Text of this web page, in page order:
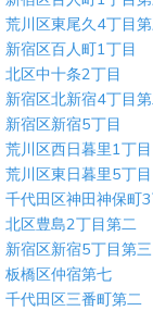
荒川区東尾久4丁目
新宿区百人町1丁目
北区中十条2丁目
新宿区北新宿4丁目
新宿区新宿5丁目
荒川区西日暮里1丁目
荒川区東日暮里5丁目
千代田区神田神保町
北区豊島2丁目第二
新宿区新宿5丁目第三
板橋区仲宿第七
千代田区三番町第二